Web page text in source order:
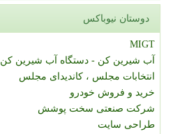
دوستان نیوباکس
MIGT
آب شیرین کن - دستگاه آب شیرین کن
انتخابات مجلس ، کاندیدای مجلس
خرید و فروش خودرو
شرکت صنعتی سخت پوشش
طراحی سایت